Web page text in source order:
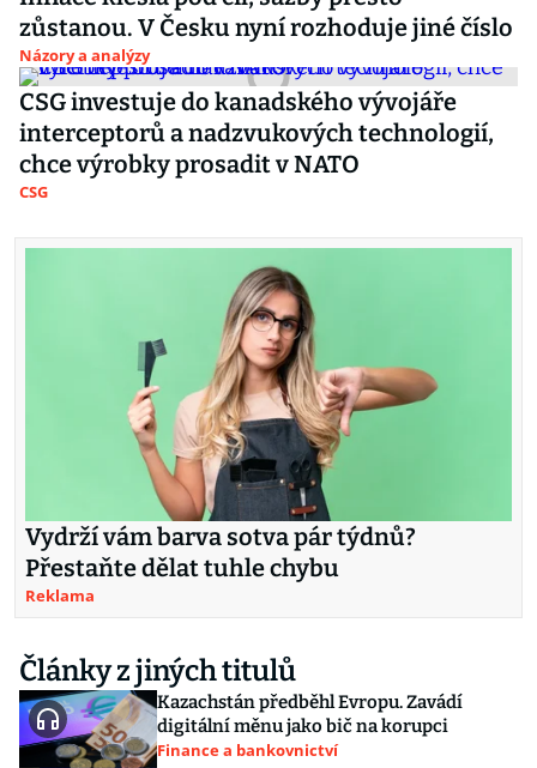
zůstanou. V Česku nyní rozhoduje jiné číslo
Názory a analýzy
CSG investuje do kanadského vývojáře
interceptorů a nadzvukových technologií,
chce výrobky prosadit v NATO
CSG
Vydrží vám barva sotva pár týdnů?
Přestaňte dělat tuhle chybu
Reklama
Články z jiných titulů
Kazachstán předběhl Evropu. Zavádí
digitální měnu jako bič na korupci
Finance a bankovnictví